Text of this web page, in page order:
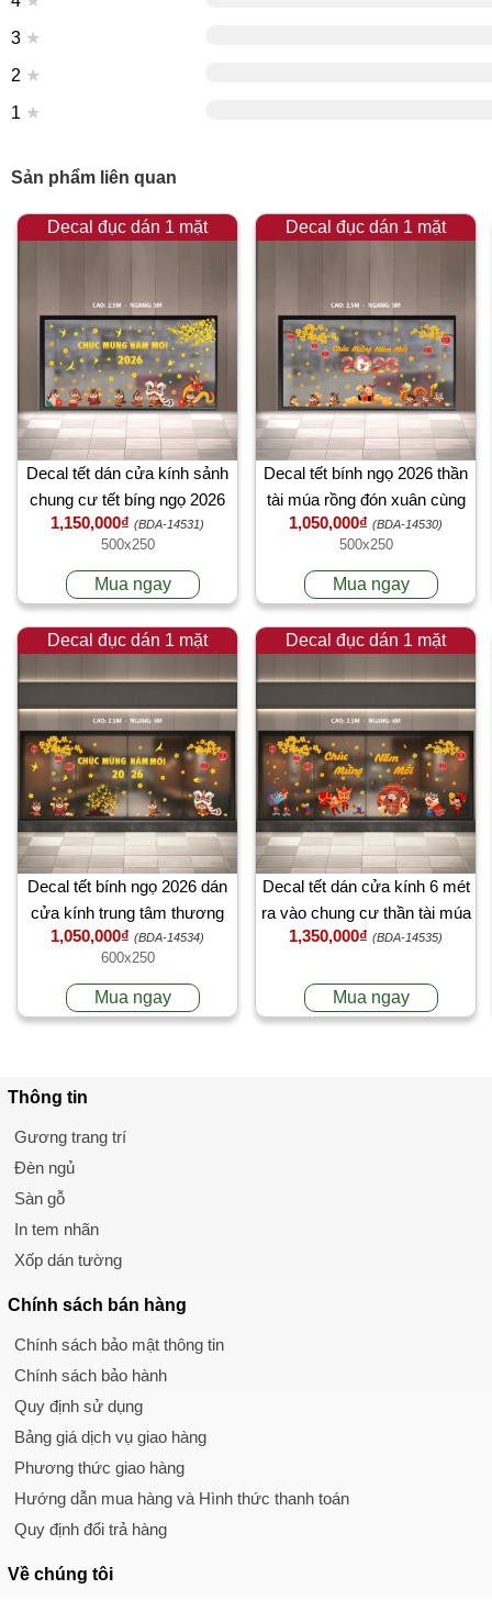
3 ★
2 ★
1 ★
Sản phẩm liên quan
Decal đục dán 1 mặt
Decal tết dán cửa kính sảnh
chung cư tết bíng ngọ 2026
1,150,000₫ (BDA-14531)
500x250
Mua ngay
Decal đục dán 1 mặt
Decal tết bính ngọ 2026 thần
tài múa rồng đón xuân cùng
gia đình ngựa dán cửa kính
chung cư
1,050,000₫ (BDA-14530)
500x250
Mua ngay
Decal đục dán 1 mặt
Decal tết bính ngọ 2026 dán
cửa kính trung tâm thương
mại cây mai vàng múa lân
1,050,000₫ (BDA-14534)
600x250
Mua ngay
Decal đục dán 1 mặt
Decal tết dán cửa kính 6 mét
ra vào chung cư thần tài múa
lân sư rồng đón xuân
1,350,000₫ (BDA-14535)
Mua ngay
Thông tin
Gương trang trí
Đèn ngủ
Sàn gỗ
In tem nhãn
Xốp dán tường
Chính sách bán hàng
Chính sách bảo mật thông tin
Chính sách bảo hành
Quy định sử dụng
Bảng giá dịch vụ giao hàng
Phương thức giao hàng
Hướng dẫn mua hàng và Hình thức thanh toán
Quy định đổi trả hàng
Về chúng tôi